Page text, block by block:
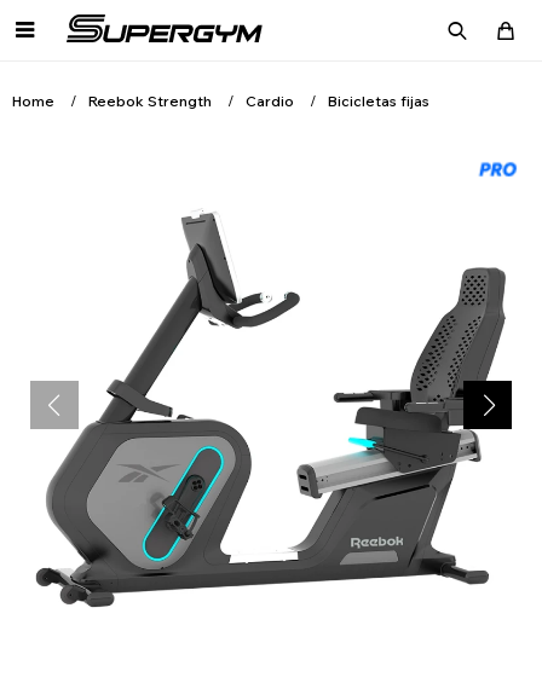

Home Reebok Strength Cardio Bicicletas fijas